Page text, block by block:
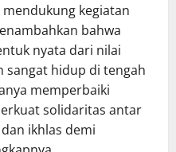
kegiatan
bahwa
nyata dari nilai
sangat hidup di tengah
memperbaiki
solidaritas antar
ikhlas demi